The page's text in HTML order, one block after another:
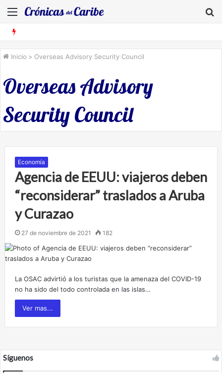
Menú
Inicio > Overseas Advisory Security Council
Overseas Advisory
Security Council
Economía
Agencia de EEUU: viajeros deben
“reconsiderar” traslados a Aruba
y Curazao
27 de noviembre de 2021 182
La OSAC advirtió a los turistas que la amenaza del COVID-19
no ha sido del todo controlada en las islas…
Ver mas...
Síguenos